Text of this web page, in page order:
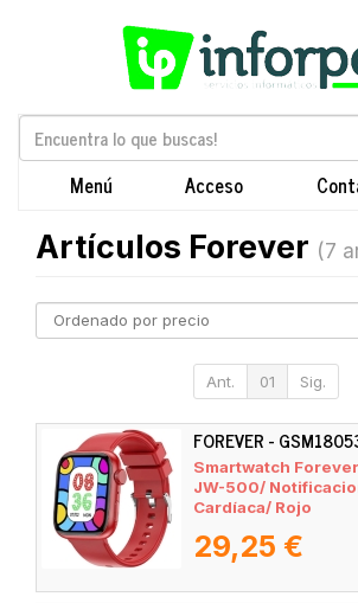
Menú Acceso
Artículos Forever (7
Ant. 01 Sig.
FOREVER -
Smartwatch
JW-500/
Cardíaca/ Rojo
29,25 €